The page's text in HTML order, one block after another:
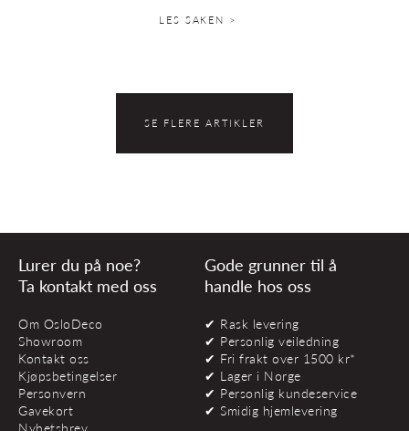
LES SAKEN >
SE FLERE ARTIKLER
Lurer du på noe?
Ta kontakt med oss
Om OsloDeco
Showroom
Kontakt oss
Kjøpsbetingelser
Personvern
Gavekort
Nyhetsbrev
Gode grunner til å
handle hos oss
✔ Rask levering
✔ Personlig veiledning
✔ Fri frakt over 1500 kr*
✔ Lager i Norge
✔ Personlig kundeservice
✔ Smidig hjemlevering